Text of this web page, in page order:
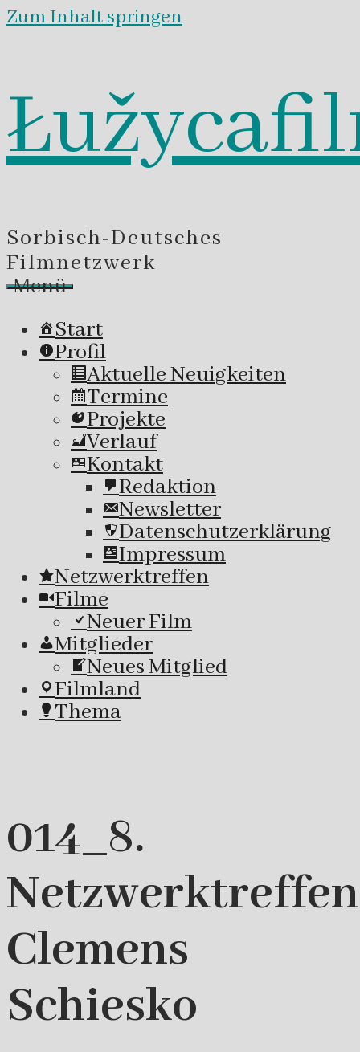
Zum Inhalt springen
Sorbisch-Deutsches
Filmnetzwerk
Menü
Start
Profil
Aktuelle Neuigkeiten
Termine
Projekte
Verlauf
Kontakt
Redaktion
Newsletter
Datenschutzerklärung
Impressum
Netzwerktreffen
Filme
Neuer Film
Mitglieder
Neues Mitglied
Filmland
Thema
014_8.
Clemens
Schiesko